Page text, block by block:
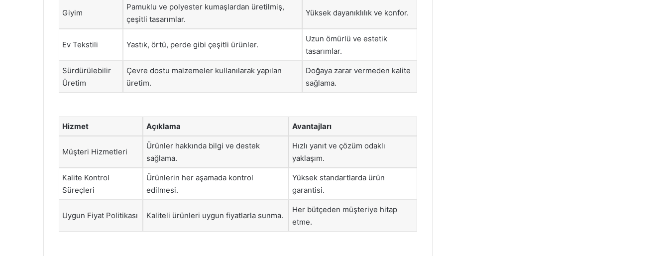
Giyim
Pamuklu ve polyester kumaşlardan üretilmiş,
çeşitli tasarımlar.
Yüksek dayanıklılık ve konfor.
Ev Tekstili Yastık, örtü, perde gibi çeşitli ürünler.
Uzun ömürlü ve estetik
tasarımlar.
Sürdürülebilir
Üretim
Çevre dostu malzemeler kullanılarak yapılan
üretim.
Doğaya zarar vermeden kalite
sağlama.
Hizmet Açıklama Avantajları
Müşteri Hizmetleri
Ürünler hakkında bilgi ve destek
sağlama.
Hızlı yanıt ve çözüm odaklı
yaklaşım.
Kalite Kontrol
Süreçleri
Ürünlerin her aşamada kontrol
edilmesi.
Yüksek standartlarda ürün
garantisi.
Uygun Fiyat Politikası Kaliteli ürünleri uygun fiyatlarla sunma.
Her bütçeden müşteriye hitap
etme.